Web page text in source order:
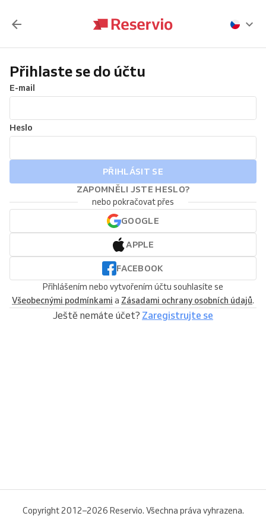
Přihlaste se do účtu
E-mail
Heslo
PŘIHLÁSIT SE
ZAPOMNĚLI JSTE HESLO?
nebo pokračovat přes
GOOGLE
APPLE
FACEBOOK
Přihlášením nebo vytvořením účtu souhlasíte se
Všeobecnými podmínkami a Zásadami ochrany osobních údajů.
Ještě nemáte účet? Zaregistrujte se
Copyright 2012–2026 Reservio. Všechna práva vyhrazena.